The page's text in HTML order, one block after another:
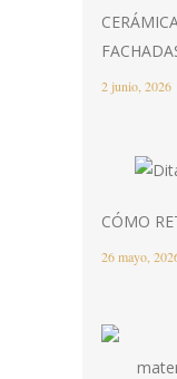
2 junio, 2026
CÓMO
26 mayo,